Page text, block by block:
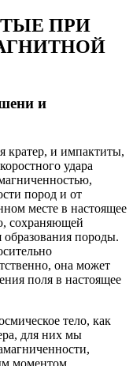
ПРИ
и
кратер, и импактиты,
удара
пород и от
месте в настоящее
сохраняющей
породы.
она может
поля в настоящее
тело, как
для них мы
моментом,